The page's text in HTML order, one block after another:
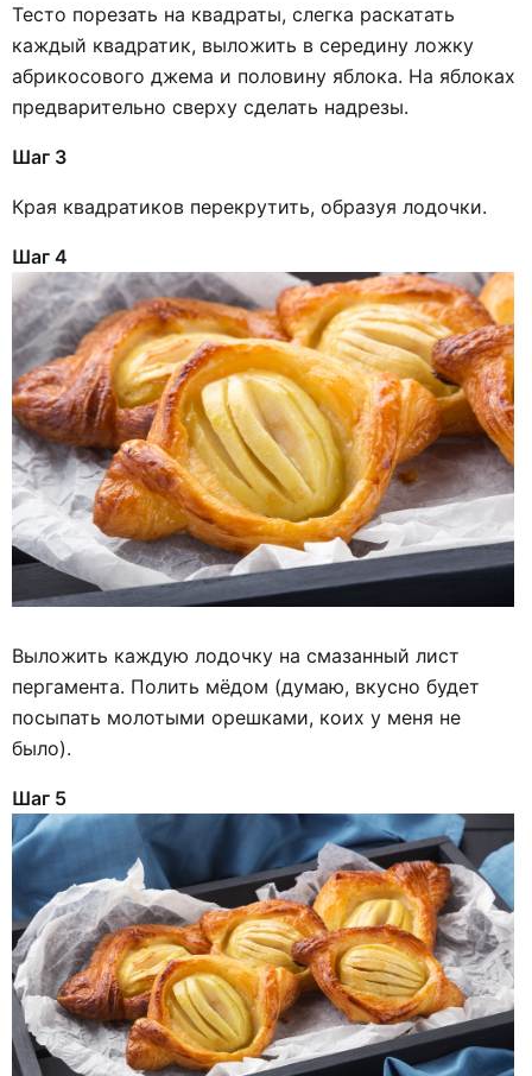
Тесто порезать на квадраты, слегка раскатать
каждый квадратик, выложить в середину ложку
абрикосового джема и половину яблока. На яблоках
предварительно сверху сделать надрезы.
Шаг 3
Края квадратиков перекрутить, образуя лодочки.
Шаг 4
Выложить каждую лодочку на смазанный лист
пергамента. Полить мёдом (думаю, вкусно будет
посыпать молотыми орешками, коих у меня не
было).
Шаг 5